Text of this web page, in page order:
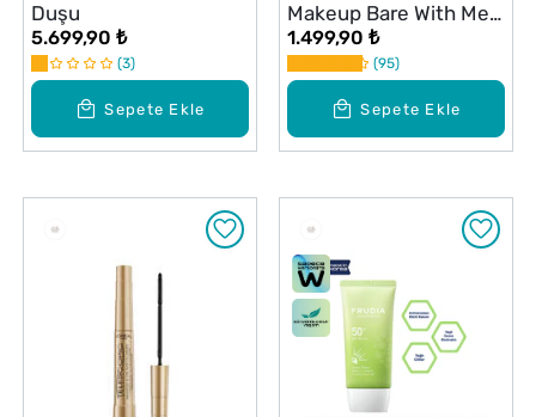
Sepete Ekle
Duşu
5.699,90 ₺
3
Sepete Ekle
Makeup Bare With Me
Kapatıcı Serum 02
Light
1.499,90 ₺
95